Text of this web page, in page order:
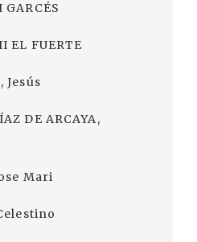
GARCÉS
EL FUERTE
Jesús
DE ARCAYA,
Mari